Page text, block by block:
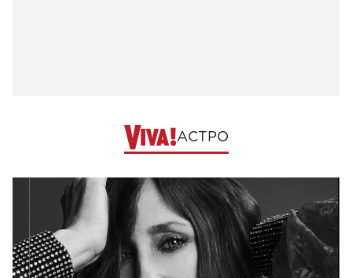
АСТРО